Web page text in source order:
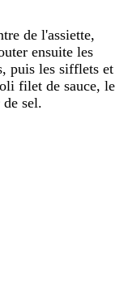
de l'assiette,
ensuite les
puis les sifflets et
filet de sauce, le
sel.